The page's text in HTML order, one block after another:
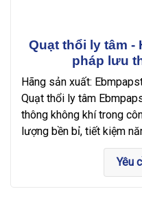
Quạt thổi ly tâm -
pháp lưu
Hãng sản xuất:
Quạt thổi ly tâm
thông không khí trong
lượng bền bỉ, tiết kiệm
Yêu